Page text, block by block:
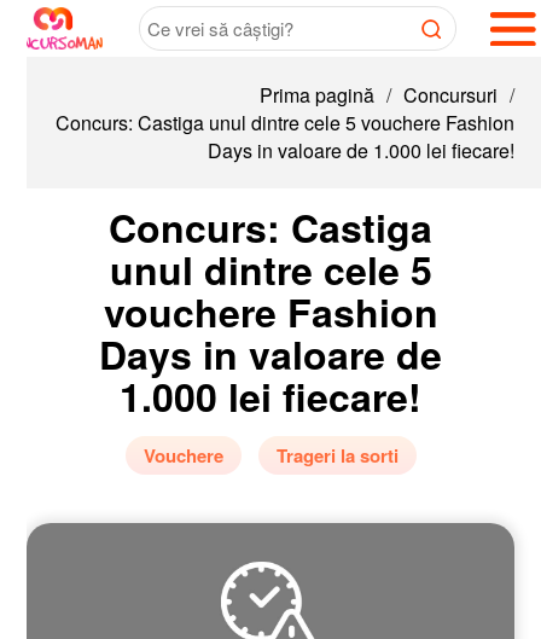
Prima pagină / Concursuri /
Concurs: Castiga unul dintre cele 5 vouchere Fashion
Days in valoare de 1.000 lei fiecare!
Concurs: Castiga
unul dintre cele 5
vouchere Fashion
Days in valoare de
1.000 lei fiecare!
Vouchere Trageri la sorti